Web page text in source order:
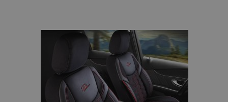
Lista
de
Deseos